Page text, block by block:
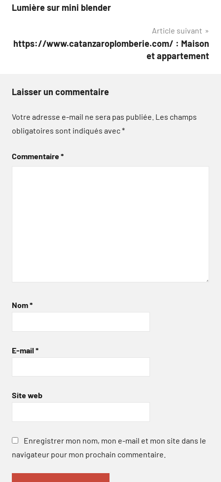
de
Lumière sur mini blender
Article suivant
https://www.catanzaroplomberie.com/ : Maison
et appartement
Laisser un commentaire
Votre adresse e-mail ne sera pas publiée. Les champs
obligatoires sont indiqués avec*
Commentaire*
Nom*
E-mail *
Site web
Enregistrer mon nom, mon e-mail et mon site dans le
navigateur pour mon prochain commentaire.